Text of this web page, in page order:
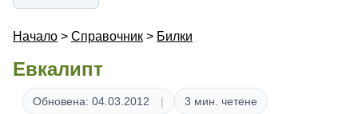
Начало > Справочник > Билки
Евкалипт
Обновена: 04.03.2012 3 мин. четене